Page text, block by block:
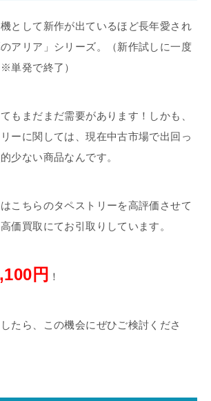
として新作が出ているほど長年愛され
アリア」シリーズ。（新作試しに一度
単発で終了）
もまだまだ需要があります！しかも、
ーに関しては、現在中古市場で出回っ
少ない商品なんです。
こちらのタペストリーを高評価させて
価買取にてお引取りしています。
円 ！
たら、この機会にぜひご検討くださ